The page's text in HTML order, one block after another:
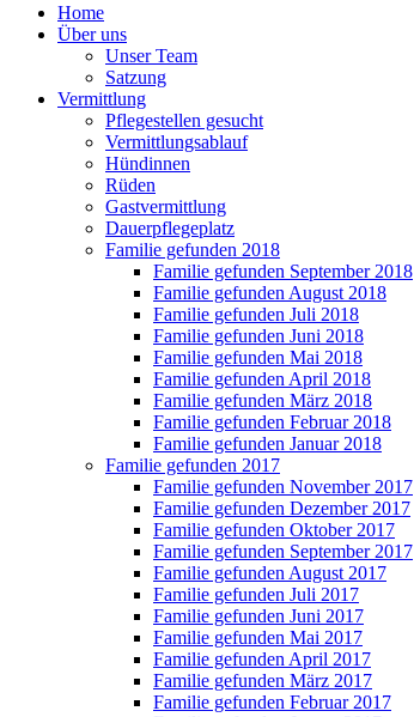
Home
Über uns
Unser Team
Satzung
Vermittlung
Pflegestellen gesucht
Vermittlungsablauf
Hündinnen
Rüden
Gastvermittlung
Dauerpflegeplatz
Familie gefunden 2018
Familie gefunden September 2018
Familie gefunden August 2018
Familie gefunden Juli 2018
Familie gefunden Juni 2018
Familie gefunden Mai 2018
Familie gefunden April 2018
Familie gefunden März 2018
Familie gefunden Februar 2018
Familie gefunden Januar 2018
Familie gefunden 2017
Familie gefunden November 2017
Familie gefunden Dezember 2017
Familie gefunden Oktober 2017
Familie gefunden September 2017
Familie gefunden August 2017
Familie gefunden Juli 2017
Familie gefunden Juni 2017
Familie gefunden Mai 2017
Familie gefunden April 2017
Familie gefunden März 2017
Familie gefunden Februar 2017